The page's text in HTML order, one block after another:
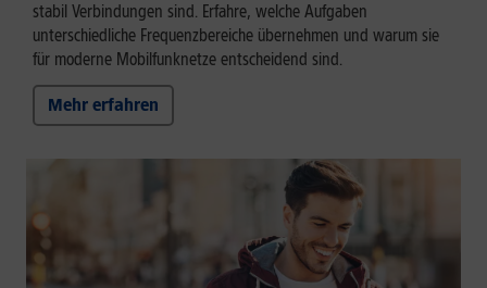
stabil Verbindungen sind. Erfahre, welche Aufgaben
unterschiedliche Frequenzbereiche übernehmen und warum sie
für moderne Mobilfunknetze entscheidend sind.
Mehr erfahren